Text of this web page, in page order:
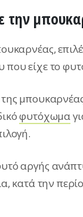
την
που είχε το
φυτόχωμα
αργής
κατά την